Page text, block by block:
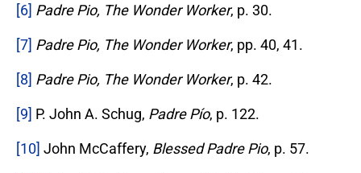
[6] Padre Pio, The Wonder Worker, p. 30.
[7] Padre Pio, The Wonder Worker, pp. 40, 41.
[8] Padre Pio, The Wonder Worker, p. 42.
[9] P. John A. Schug, Padre Pío, p. 122.
[10] John McCaffery, Blessed Padre Pio, p. 57.